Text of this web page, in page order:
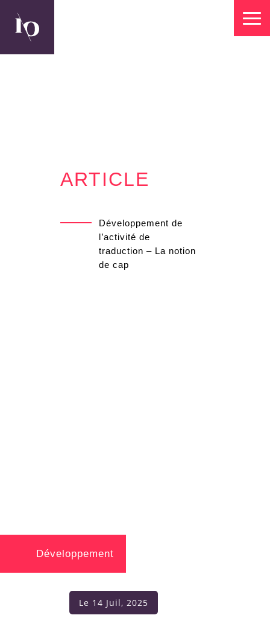
ARTICLE
Développement de
l’activité de
traduction – La notion
de cap
Développement
Le 14 Juil, 2025